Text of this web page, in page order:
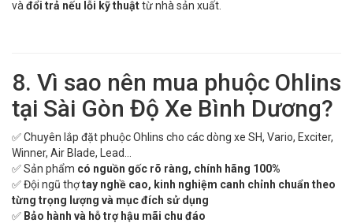
và đổi trả nếu lỗi kỹ thuậttừ nhà sản xuất.
8. Vì sao nên mua phuộc Ohlins
tại Sài Gòn Độ Xe Bình Dương?
✅ Chuyên lắp đặt phuộc Ohlins cho các dòng xe SH, Vario, Exciter,
Winner, Air Blade, Lead…
✅ Sản phẩm có nguồn gốc rõ ràng, chính hãng 100%
✅ Đội ngũ thợtay nghề cao, kinh nghiệm canh chỉnh chuẩn theo
từng trọng lượng và mục đích sử dụng
✅ Bảo hành và hỗ trợ hậu mãi chu đáo